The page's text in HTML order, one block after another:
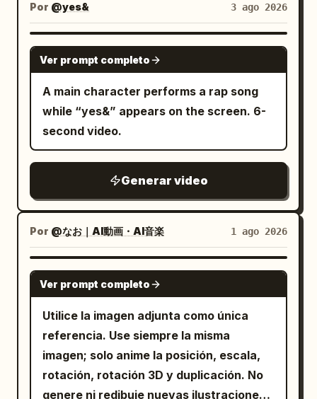
Por @yes& 3 ago 2026
SEEDANCE-2.5
Ver prompt completo
A main character performs a rap song
while “yes&” appears on the screen. 6-
second video.
Generar video
Por @なお｜AI動画・AI音楽 1 ago 2026
GEMINI-OMNI
Ver prompt completo
Utilice la imagen adjunta como única
referencia. Use siempre la misma
imagen; solo anime la posición, escala,
rotación, rotación 3D y duplicación. No
genere ni redibuje nuevas ilustraciones.